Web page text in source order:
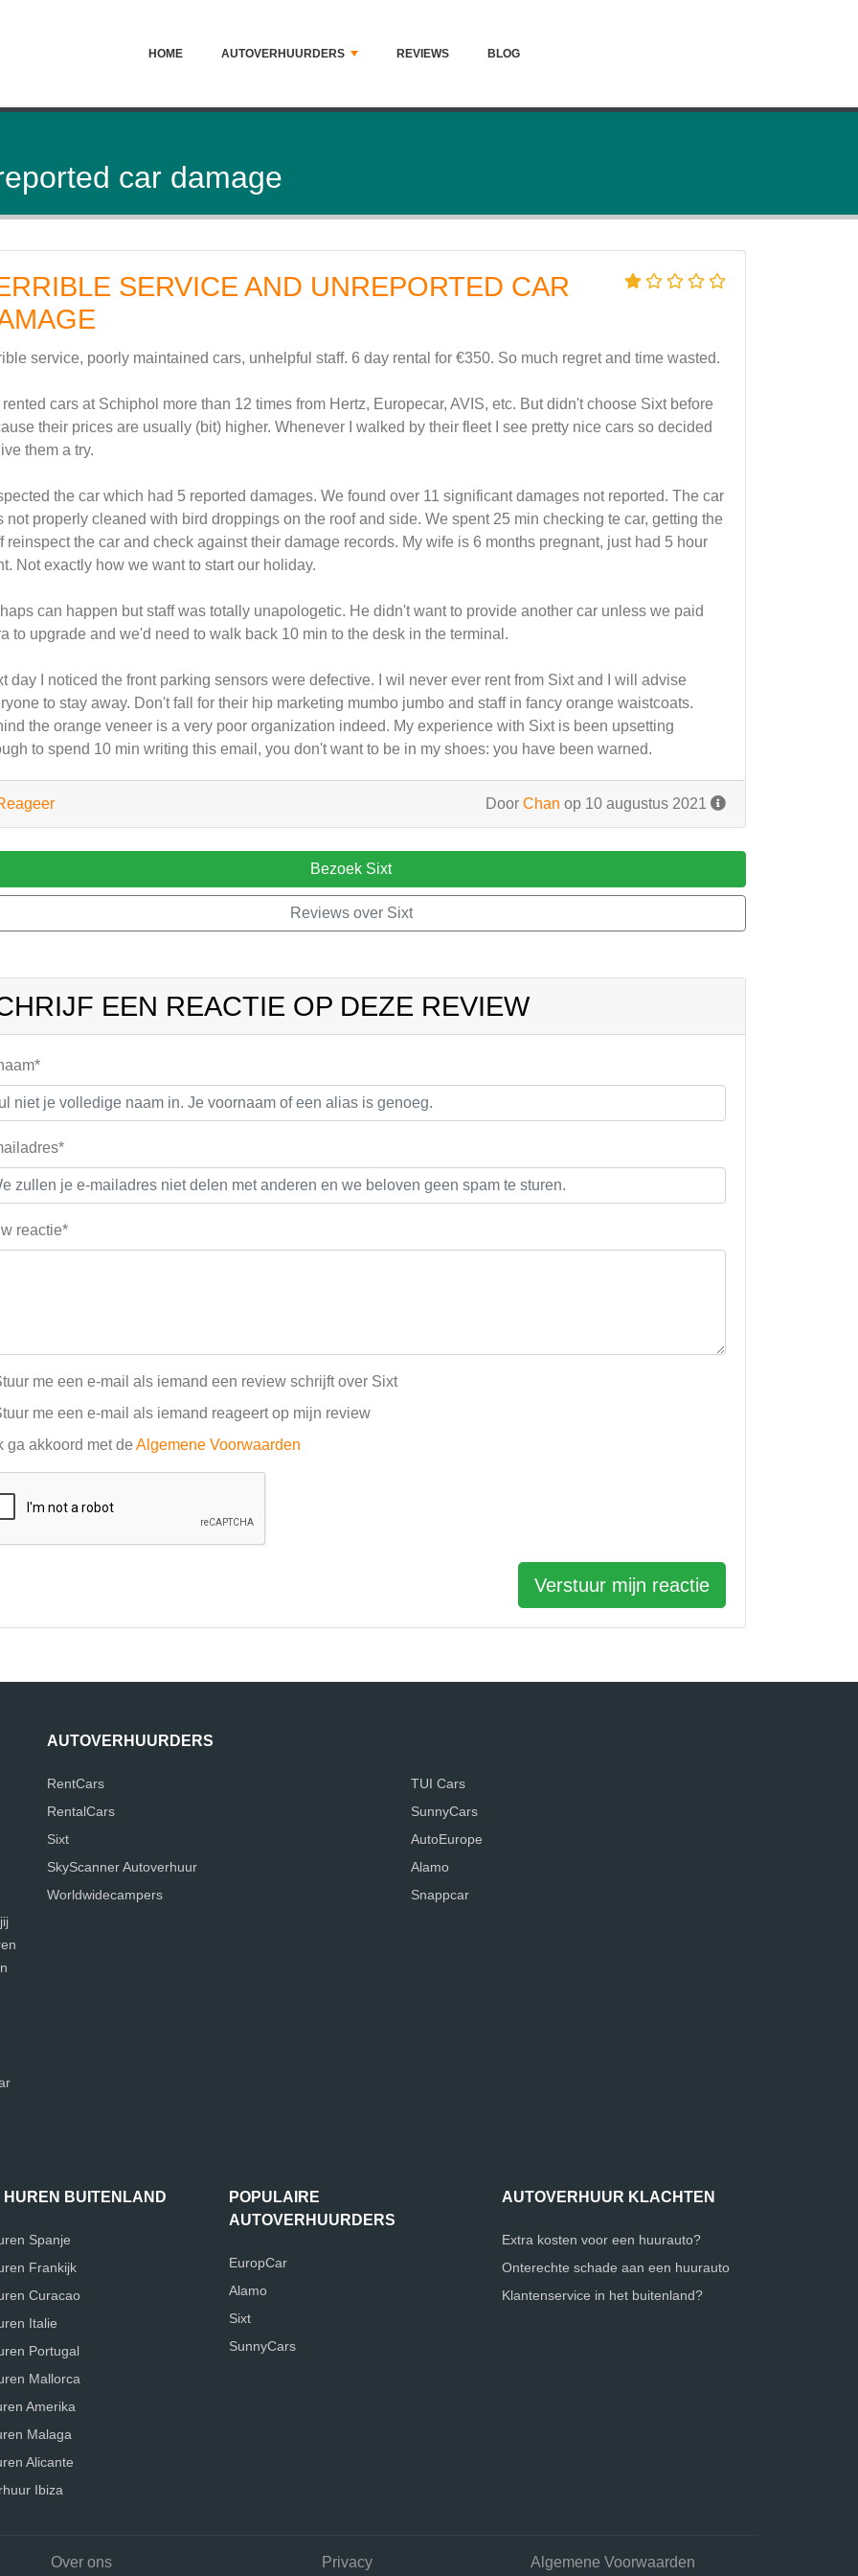
HOME AUTOVERHUURDERS REVIEWS BLOG
car damage
SERVICE AND UNREPORTED CAR
service, poorly maintained cars, unhelpful staff. 6 day rental for €350. So much regret and time wasted.
cars at Schiphol more than 12 times from Hertz, Europecar, AVIS, etc. But didn't choose Sixt before
their prices are usually (bit) higher. Whenever I walked by their fleet I see pretty nice cars so decided
them a try.
the car which had 5 reported damages. We found over 11 significant damages not reported. The car
not properly cleaned with bird droppings on the roof and side. We spent 25 min checking te car, getting the
reinspect the car and check against their damage records. My wife is 6 months pregnant, just had 5 hour
Not exactly how we want to start our holiday.
can happen but staff was totally unapologetic. He didn't want to provide another car unless we paid
to upgrade and we'd need to walk back 10 min to the desk in the terminal.
day I noticed the front parking sensors were defective. I wil never ever rent from Sixt and I will advise
to stay away. Don't fall for their hip marketing mumbo jumbo and staff in fancy orange waistcoats.
the orange veneer is a very poor organization indeed. My experience with Sixt is been upsetting
to spend 10 min writing this email, you don't want to be in my shoes: you have been warned.
Door Chan op 10 augustus 2021
Bezoek Sixt
Reviews over Sixt
EEN REACTIE OP DEZE REVIEW
reactie*
me een e-mail als iemand een review schrijft over Sixt
me een e-mail als iemand reageert op mijn review
ga akkoord met de Algemene Voorwaarden
Verstuur mijn reactie
AUTOVERHUURDERS
RentCars
RentalCars
Sixt
SkyScanner Autoverhuur
Worldwidecampers
TUI Cars
SunnyCars
AutoEurope
Alamo
Snappcar
HUREN BUITENLAND
Spanje
Frankijk
Curacao
Italie
Portugal
Mallorca
Amerika
Malaga
Alicante
Ibiza
POPULAIRE
AUTOVERHUURDERS
EuropCar
Alamo
Sixt
SunnyCars
AUTOVERHUUR KLACHTEN
Extra kosten voor een huurauto?
Onterechte schade aan een huurauto
Klantenservice in het buitenland?
Over ons Privacy Algemene Voorwaarden